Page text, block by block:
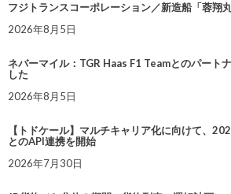
フジトランスコーポレーション／新造船「蓉翔
2026年8月5日
ネバーマイル：TGR Haas F1 Teamとのパート
した
2026年8月5日
【トドケール】マルチキャリア化に向けて、
とのAPI連携を開始
2026年7月30日